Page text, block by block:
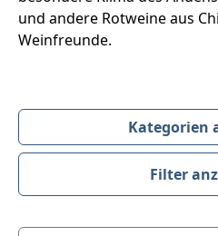
und andere Rotweine aus
Weinfreunde.
Kategorien
Filter
Produktübersicht